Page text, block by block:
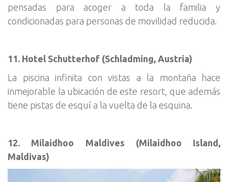
pensadas para acoger a toda la familia y
condicionadas para personas de movilidad reducida.
11. Hotel Schutterhof (Schladming, Austria)
La piscina infinita con vistas a la montaña hace
inmejorable la ubicación de este resort, que además
tiene pistas de esquí a la vuelta de la esquina.
12. Milaidhoo Maldives (Milaidhoo Island,
Maldivas)